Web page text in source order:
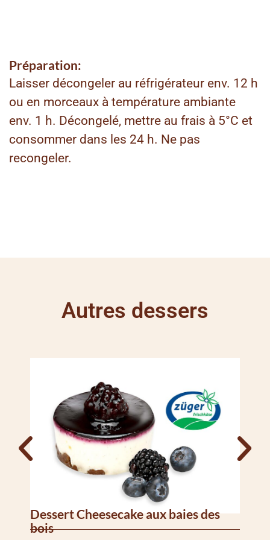
Préparation:
Laisser décongeler au réfrigérateur env. 12 h
ou en morceaux à température ambiante
env. 1 h. Décongelé, mettre au frais à 5°C et
consommer dans les 24 h. Ne pas
recongeler.
Autres dessers
Dessert Cheesecake aux baies des
bois